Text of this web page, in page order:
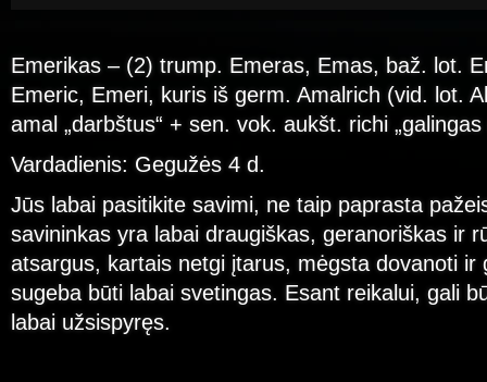
Emerikas – (2) trump. Emeras, Emas, baž. lot.
Emeric, Emeri, kuris iš germ. Amalrich (vid. lot.
amal „darbštus“ + sen. vok. aukšt. richi
Vardadienis: Gegužės 4 d.
Jūs labai pasitikite savimi, ne taip paprasta
savininkas yra labai draugiškas, geranoriškas ir
atsargus, kartais netgi įtarus, mėgsta dovanoti ir
sugeba būti labai svetingas. Esant reikalui, gali
labai užsispyręs.